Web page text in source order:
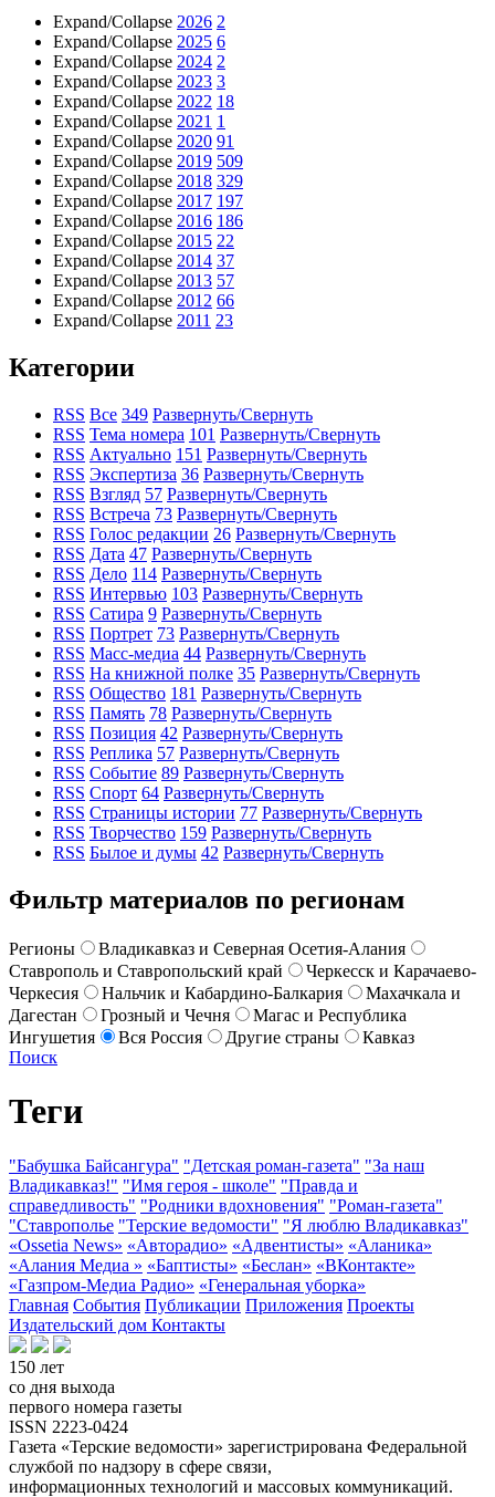
Expand/Collapse 2026 2
Expand/Collapse 2025 6
Expand/Collapse 2024 2
Expand/Collapse 2023 3
Expand/Collapse 2022 18
Expand/Collapse 2021 1
Expand/Collapse 2020 91
Expand/Collapse 2019 509
Expand/Collapse 2018 329
Expand/Collapse 2017 197
Expand/Collapse 2016 186
Expand/Collapse 2015 22
Expand/Collapse 2014 37
Expand/Collapse 2013 57
Expand/Collapse 2012 66
Expand/Collapse 2011 23
Категории
RSS Все 349 Развернуть/Свернуть
RSS Тема номера 101 Развернуть/Свернуть
RSS Актуально 151 Развернуть/Свернуть
RSS Экспертиза 36 Развернуть/Свернуть
RSS Взгляд 57 Развернуть/Свернуть
RSS Встреча 73 Развернуть/Свернуть
RSS Голос редакции 26 Развернуть/Свернуть
RSS Дата 47 Развернуть/Свернуть
RSS Дело 114 Развернуть/Свернуть
RSS Интервью 103 Развернуть/Свернуть
RSS Сатира 9 Развернуть/Свернуть
RSS Портрет 73 Развернуть/Свернуть
RSS Масс-медиа 44 Развернуть/Свернуть
RSS На книжной полке 35 Развернуть/Свернуть
RSS Общество 181 Развернуть/Свернуть
RSS Память 78 Развернуть/Свернуть
RSS Позиция 42 Развернуть/Свернуть
RSS Реплика 57 Развернуть/Свернуть
RSS Событие 89 Развернуть/Свернуть
RSS Спорт 64 Развернуть/Свернуть
RSS Страницы истории 77 Развернуть/Свернуть
RSS Творчество 159 Развернуть/Свернуть
RSS Былое и думы 42 Развернуть/Свернуть
Фильтр материалов по регионам
Регионы
Владикавказ и Северная Осетия-Алания
Ставрополь и Ставропольский край
Черкесск и Карачаево-
Черкесия
Нальчик и Кабардино-Балкария
Махачкала и
Дагестан
Грозный и Чечня
Магас и Республика
Ингушетия
Вся Россия Другие страны
Кавказ
Поиск
Теги
"Бабушка Байсангура" "Детская роман-газета" "За наш
Владикавказ!" "Имя героя - школе" "Правда и
справедливость" "Родники вдохновения" "Роман-газета"
"Ставрополье "Терские ведомости" "Я люблю Владикавказ"
«Ossetia News» «Авторадио» «Адвентисты» «Аланика»
«Алания Медиа » «Баптисты» «Беслан» «ВКонтакте»
«Газпром-Медиа Радио» «Генеральная уборка»
Главная События Публикации Приложения Проекты
Издательский дом Контакты
150 лет
со дня выхода
первого номера газеты
ISSN 2223-0424
Газета «Терские ведомости» зарегистрирована Федеральной
службой по надзору в сфере связи,
информационных технологий и массовых коммуникаций.